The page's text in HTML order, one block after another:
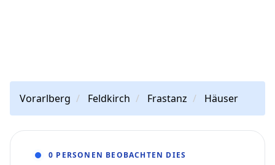
Vorarlberg Feldkirch Frastanz Häuser
0 PERSONEN BEOBACHTEN DIES